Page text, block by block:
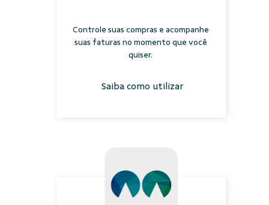
Controle suas compras e acompanhe
suas faturas no momento que você
quiser.
Saiba como utilizar